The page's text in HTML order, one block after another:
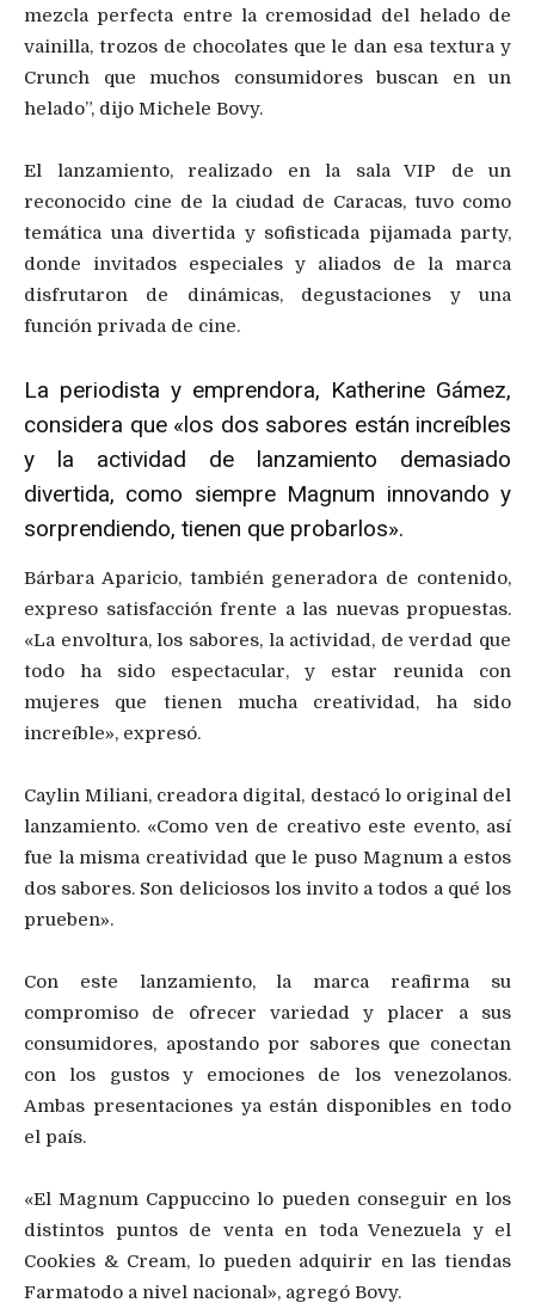
mezcla perfecta entre la cremosidad del helado de
vainilla, trozos de chocolates que le dan esa textura y
Crunch que muchos consumidores buscan en un
helado”, dijo Michele Bovy.
El lanzamiento, realizado en la sala VIP de un
reconocido cine de la ciudad de Caracas, tuvo como
temática una divertida y sofisticada pijamada party,
donde invitados especiales y aliados de la marca
disfrutaron de dinámicas, degustaciones y una
función privada de cine.
La periodista y emprendora, Katherine Gámez,
considera que «los dos sabores están increíbles
y la actividad de lanzamiento demasiado
divertida, como siempre Magnum innovando y
sorprendiendo, tienen que probarlos».
Bárbara Aparicio, también generadora de contenido,
expreso satisfacción frente a las nuevas propuestas.
«La envoltura, los sabores, la actividad, de verdad que
todo ha sido espectacular, y estar reunida con
mujeres que tienen mucha creatividad, ha sido
increíble», expresó.
Caylin Miliani, creadora digital, destacó lo original del
lanzamiento. «Como ven de creativo este evento, así
fue la misma creatividad que le puso Magnum a estos
dos sabores. Son deliciosos los invito a todos a qué los
prueben».
Con este lanzamiento, la marca reafirma su
compromiso de ofrecer variedad y placer a sus
consumidores, apostando por sabores que conectan
con los gustos y emociones de los venezolanos.
Ambas presentaciones ya están disponibles en todo
el país.
«El Magnum Cappuccino lo pueden conseguir en los
distintos puntos de venta en toda Venezuela y el
Cookies & Cream, lo pueden adquirir en las tiendas
Farmatodo a nivel nacional», agregó Bovy.